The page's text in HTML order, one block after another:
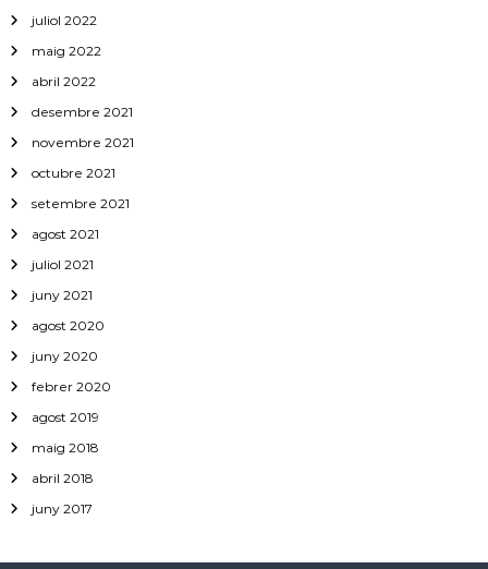
juliol 2022
maig 2022
abril 2022
desembre 2021
novembre 2021
octubre 2021
setembre 2021
agost 2021
juliol 2021
juny 2021
agost 2020
juny 2020
febrer 2020
agost 2019
maig 2018
abril 2018
juny 2017